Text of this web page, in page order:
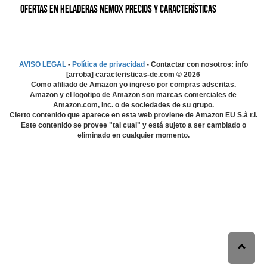
Ofertas en Heladeras Nemox precios y características
AVISO LEGAL- Política de privacidad - Contactar con nosotros: info
[arroba] caracteristicas-de.com ©2026
Como afiliado de Amazon yo ingreso por compras adscritas.
Amazon y el logotipo de Amazon son marcas comerciales de
Amazon.com, Inc. o de sociedades de su grupo.
Cierto contenido que aparece en esta web proviene de Amazon EU S.à r.l.
Este contenido se provee "tal cual" y está sujeto a ser cambiado o
eliminado en cualquier momento.